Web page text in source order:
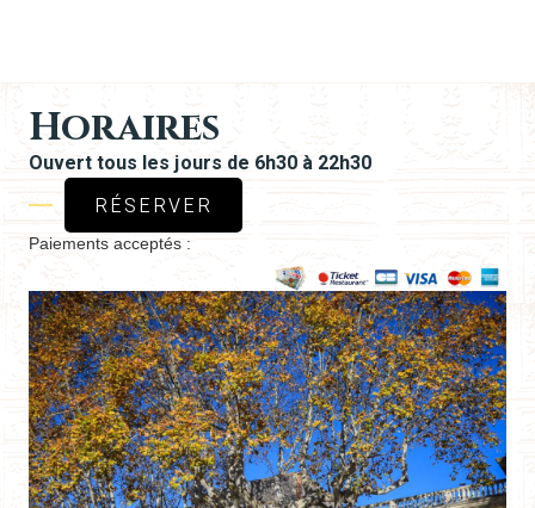
Horaires
Ouvert tous les jours de 6h30 à 22h30
RÉSERVER
Paiements acceptés :